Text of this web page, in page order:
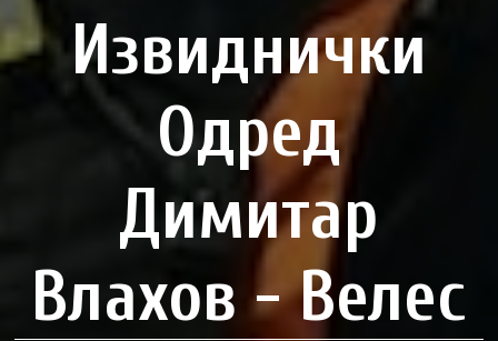
Извиднички
Одред
Димитар
Влахов - Велес